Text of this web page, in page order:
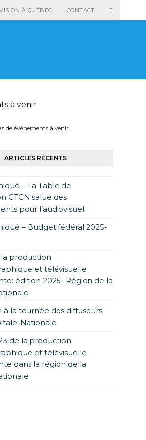
À QUÉBEC CONTACT
à venir
de évènements à venir.
ARTICLES RÉCENTS
– La Table de
CTCN salue des
pour l’audiovisuel
– Budget fédéral 2025-
production
et télévisuelle
édition 2025- Région de la
à la tournée des diffuseurs
Nationale
de la production
et télévisuelle
dans la région de la